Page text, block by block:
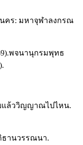
นคร: มหาจุฬาลงกรณ
พจนานุกรมพุทธ
แล้ววิญญาณไปไหน.
ธานวรรณนา.